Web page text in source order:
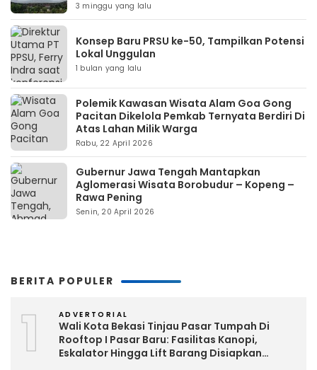
3 minggu yang lalu
Konsep Baru PRSU ke-50, Tampilkan Potensi
Lokal Unggulan
1 bulan yang lalu
Polemik Kawasan Wisata Alam Goa Gong
Pacitan Dikelola Pemkab Ternyata Berdiri Di
Atas Lahan Milik Warga
Rabu, 22 April 2026
Gubernur Jawa Tengah Mantapkan
Aglomerasi Wisata Borobudur – Kopeng –
Rawa Pening
Senin, 20 April 2026
BERITA POPULER
1 ADVERTORIAL
Wali Kota Bekasi Tinjau Pasar Tumpah Di
Rooftop I Pasar Baru: Fasilitas Kanopi,
Eskalator Hingga Lift Barang Disiapkan